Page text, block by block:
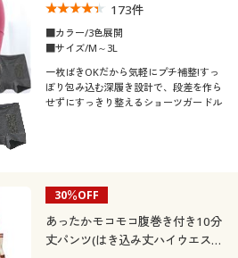
173件
■カラー/3色展開
■サイズ/M～3L
一枚ばきOKだから気軽にプチ補整!すっ
ぽり包み込む深履き設計で、段差を作ら
せずにすっきり整えるショーツガードル
30％OFF
あったかモコモコ腹巻き付き10分
丈パンツ(はき込み丈ハイウエス